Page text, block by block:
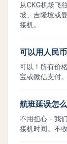
从CKG机场飞
坡、吉隆坡或
接机。
可以用人民
可以！所有价
宝或微信支付。
航班延误怎
不用担心 - 我
接机时间。不